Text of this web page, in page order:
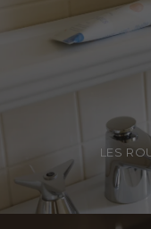
LES